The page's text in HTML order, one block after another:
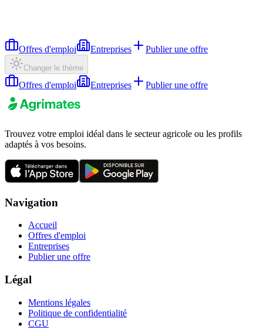
Offres d'emploi Entreprises Publier une offre
Changer le thème
Offres d'emploi Entreprises Publier une offre
Trouvez votre emploi idéal dans le secteur agricole ou les profils
adaptés à vos besoins.
Navigation
Accueil
Offres d'emploi
Entreprises
Publier une offre
Légal
Mentions légales
Politique de confidentialité
CGU